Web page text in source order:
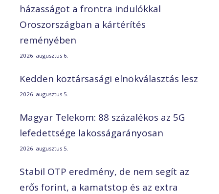
házasságot a frontra indulókkal
Oroszországban a kártérítés
reményében
2026. augusztus 6.
Kedden köztársasági elnökválasztás lesz
2026. augusztus 5.
Magyar Telekom: 88 százalékos az 5G
lefedettsége lakosságarányosan
2026. augusztus 5.
Stabil OTP eredmény, de nem segít az
erős forint, a kamatstop és az extra